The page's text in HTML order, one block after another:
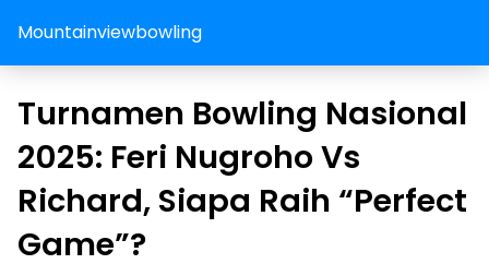
Mountainviewbowling
Turnamen Bowling Nasional
2025: Feri Nugroho Vs
Richard, Siapa Raih “Perfect
Game”?